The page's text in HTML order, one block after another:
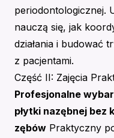
periodontologicznej.
nauczą się, jak
działania i budować
z pacjentami.
Część II: Zajęcia
Profesjonalne
płytki nazębnej bez
zębów Praktyczny